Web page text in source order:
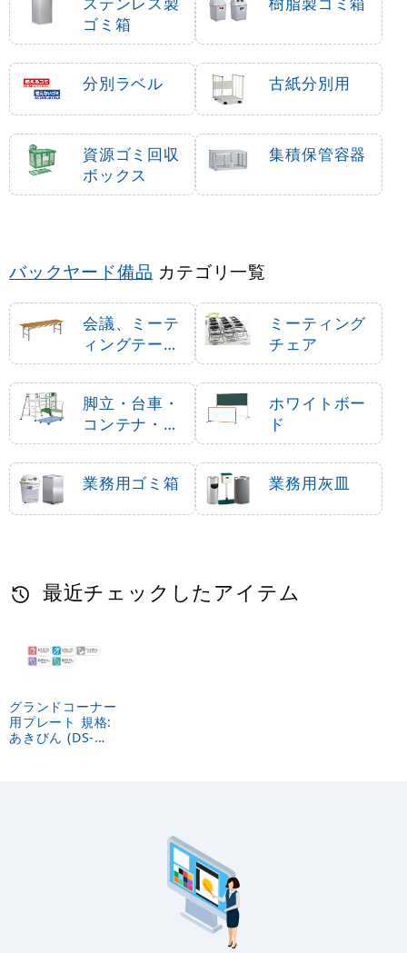
ゴミ箱
分別ラベル 古紙分別用
資源ゴミ回収
ボックス
集積保管容器
バックヤード備品 カテゴリ一覧
会議、ミーテ
ィングテーブ
ル・机
ミーティング
チェア
脚立・台車・
コンテナ・カ
ート
ホワイトボー
ド
業務用ゴミ箱 業務用灰皿
最近チェックしたアイテム
グランドコーナー
用プレート 規格:
あきびん (DS-